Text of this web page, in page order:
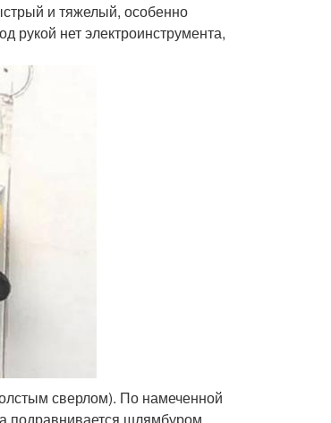
и тяжелый, особенно
рукой нет электроинструмента,
сверлом). По намеченной